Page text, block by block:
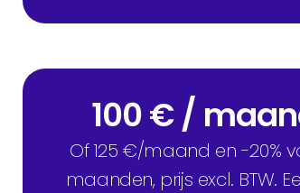
100 € /
Of 125 €/maand en -20%
maanden, prijs excl. BTW.